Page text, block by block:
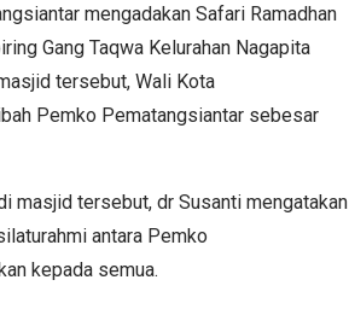
mengadakan Safari Ramadhan
Gang Taqwa Kelurahan Nagapita
tersebut, Wali Kota
Pemko Pematangsiantar sebesar
masjid tersebut, dr Susanti mengatakan
antara Pemko
kepada semua.